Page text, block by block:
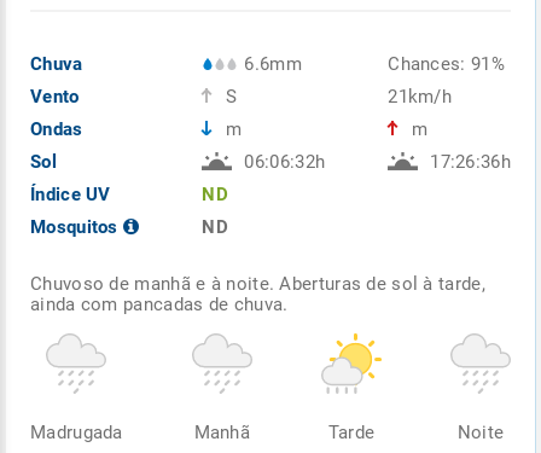
Chuva
Vento
Ondas
Sol
Índice UV
Mosquitos
6.6mm
S
m
06:06:32h
ND
ND
Chances: 91%
21km/h
m
17:26:36h
Chuvoso de manhã e à noite. Aberturas de sol à tarde,
ainda com pancadas de chuva.
Madrugada Manhã Tarde Noite